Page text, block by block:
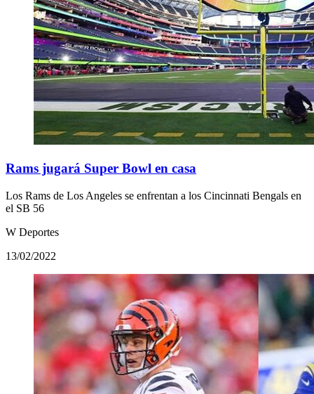
Rams jugará Super Bowl en casa
Los Rams de Los Angeles se enfrentan a los Cincinnati Bengals en
el SB 56
W Deportes
13/02/2022